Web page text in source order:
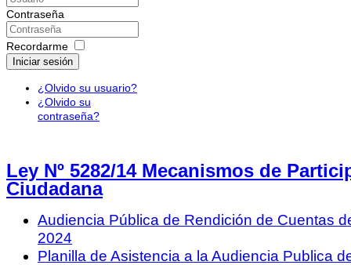
Contraseña
Recordarme
Iniciar sesión
¿Olvido su usuario?
¿Olvido su
contraseña?
Ley Nº 5282/14 Mecanismos de
Ciudadana
Audiencia Pública de Rendición de Cuentas
2024
Planilla de Asistencia a la Audiencia Publica